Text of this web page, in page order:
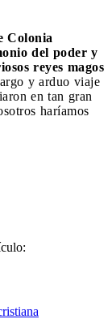
Colonia
del poder y
reyes magos
y arduo viaje
en tan gran
haríamos